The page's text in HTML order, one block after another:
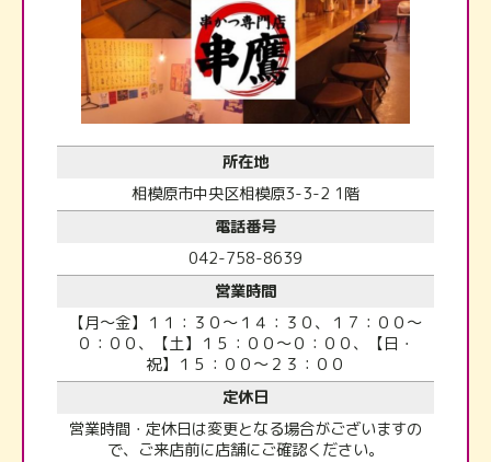
所在地
相模原市中央区相模原3-3-2 1階
電話番号
042-758-8639
営業時間
【月～金】１１：３０～１４：３０、１７：００～
０：００、【土】１５：００～０：００、【日・
祝】１５：００～２３：００
定休日
営業時間・定休日は変更となる場合がございますの
で、ご来店前に店舗にご確認ください。